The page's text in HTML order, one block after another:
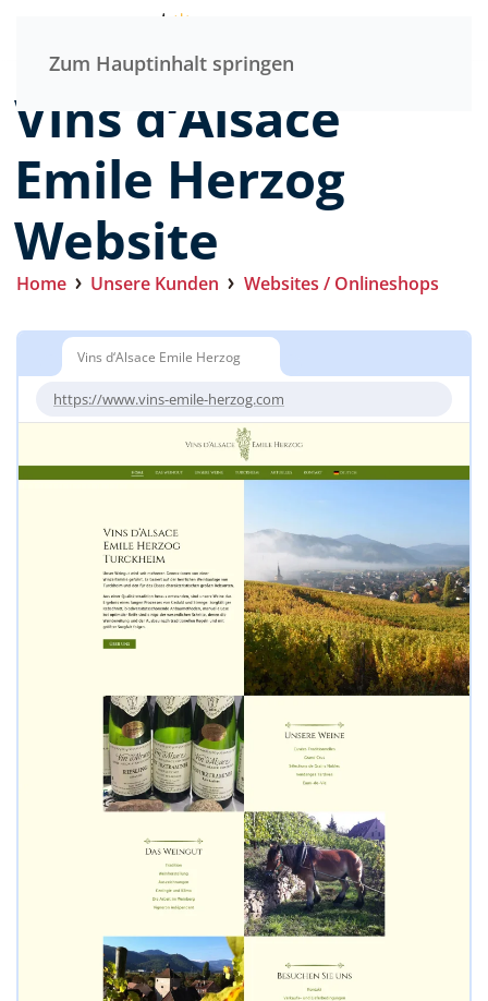
Zum Hauptinhalt springen
Vins d‘Alsace
Emile Herzog
Website
Home Unsere Kunden Websites / Onlineshops
Vins d‘Alsace Emile Herzog
https://www.vins-emile-herzog.com